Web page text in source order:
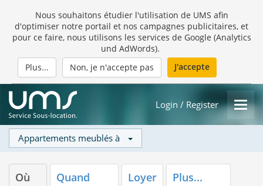
Nous souhaitons étudier l'utilisation de UMS afin
d'optimiser notre portail et nos campagnes publicitaires, et
pour ce faire, nous utilisons les services de Google (Analytics
und AdWords).
Plus...
Non, je n'accepte pas J'accepte
Login / Register
Appartements meublés à
Où Quand Loyer Plus...